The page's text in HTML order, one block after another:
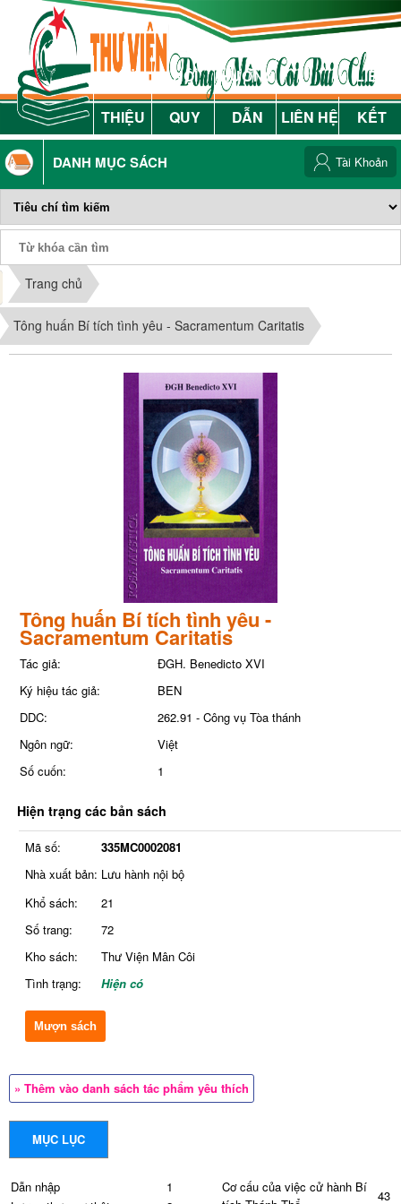
GIỚI
THIỆU
NỘI
QUY
HƯỚNG
DẪN
LIÊN HỆ
LIÊN
KẾT
DANH MỤC SÁCH Tài Khoản
Trang chủ
Tông huấn Bí tích tình yêu - Sacramentum Caritatis
Tông huấn Bí tích tình yêu -
Sacramentum Caritatis
Tác giả:
ĐGH. Benedicto XVI
Ký hiệu tác giả:
BEN
DDC:
262.91 - Công vụ Tòa thánh
Ngôn ngữ:
Việt
Số cuốn:
1
Hiện trạng các bản sách
Mã số:
335MC0002081
Nhà xuất bản: Lưu hành nội bộ
Khổ sách:
21
Số trang:
72
Kho sách:
Thư Viện Mân Côi
Tình trạng:
Hiện có
Mượn sách
» Thêm vào danh sách tác phẩm yêu thích
MỤC LỤC
Dẫn nhập
1
Cơ cấu của việc cử hành Bí
43